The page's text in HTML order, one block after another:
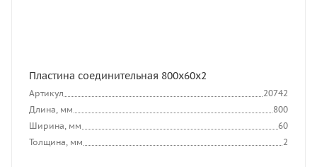
Пластина соединительная 800х60х2
Артикул
20742
Длина, мм
800
Ширина, мм
60
Толщина, мм
2